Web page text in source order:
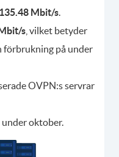
135.48 Mbit/s.
s , vilket betyder
förbrukning på under
OVPN:s servrar
under oktober.